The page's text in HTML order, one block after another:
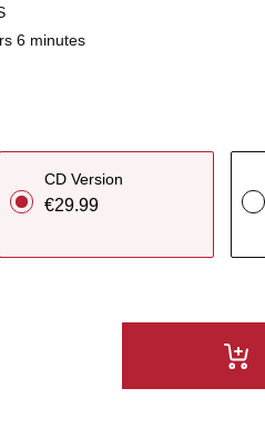
6 minutes
CD Version
€29.99